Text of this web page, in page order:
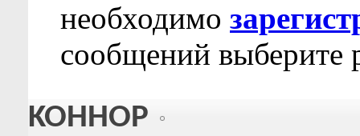
необходимо
сообщений выберите
KOHHOP